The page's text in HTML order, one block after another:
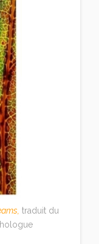
traduit du